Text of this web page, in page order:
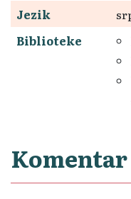
Jezik
Biblioteke
Komentar